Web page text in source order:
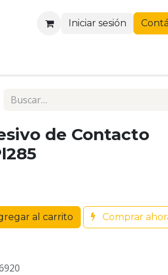
Iniciar sesión
de Contacto
al carrito Comprar